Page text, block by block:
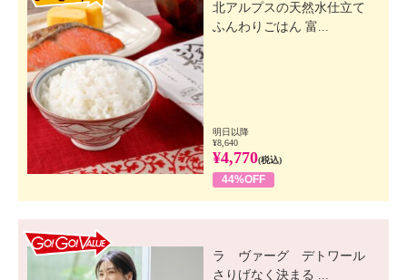
北アルプスの天然水仕立て
ふんわりごはん 富...
明日以降
¥8,640
¥4,770(税込)
44%OFF
ラ ヴァーグ デトワール
さりげなく決まる ...